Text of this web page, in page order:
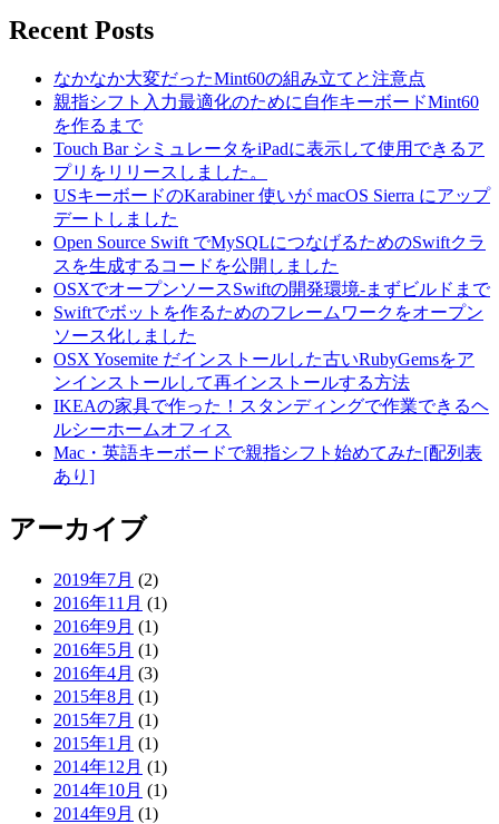
Recent Posts
なかなか大変だったMint60の組み立てと注意点
親指シフト入力最適化のために自作キーボードMint60
を作るまで
Touch Bar シミュレータをiPadに表示して使用できるア
プリをリリースしました。
USキーボードのKarabiner 使いが macOS Sierra にアップ
デートしました
Open Source Swift でMySQLにつなげるためのSwiftクラ
スを生成するコードを公開しました
OSXでオープンソースSwiftの開発環境-まずビルドまで
Swiftでボットを作るためのフレームワークをオープン
ソース化しました
OSX Yosemite だインストールした古いRubyGemsをア
ンインストールして再インストールする方法
IKEAの家具で作った！スタンディングで作業できるヘ
ルシーホームオフィス
Mac・英語キーボードで親指シフト始めてみた[配列表
あり]
アーカイブ
2019年7月 (2)
2016年11月 (1)
2016年9月 (1)
2016年5月 (1)
2016年4月 (3)
2015年8月 (1)
2015年7月 (1)
2015年1月 (1)
2014年12月 (1)
2014年10月 (1)
2014年9月 (1)